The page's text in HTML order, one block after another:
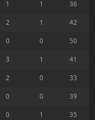
1 1
36
2 1
42
0 0
50
3 1
41
2 0
33
0 0
39
0 1
35